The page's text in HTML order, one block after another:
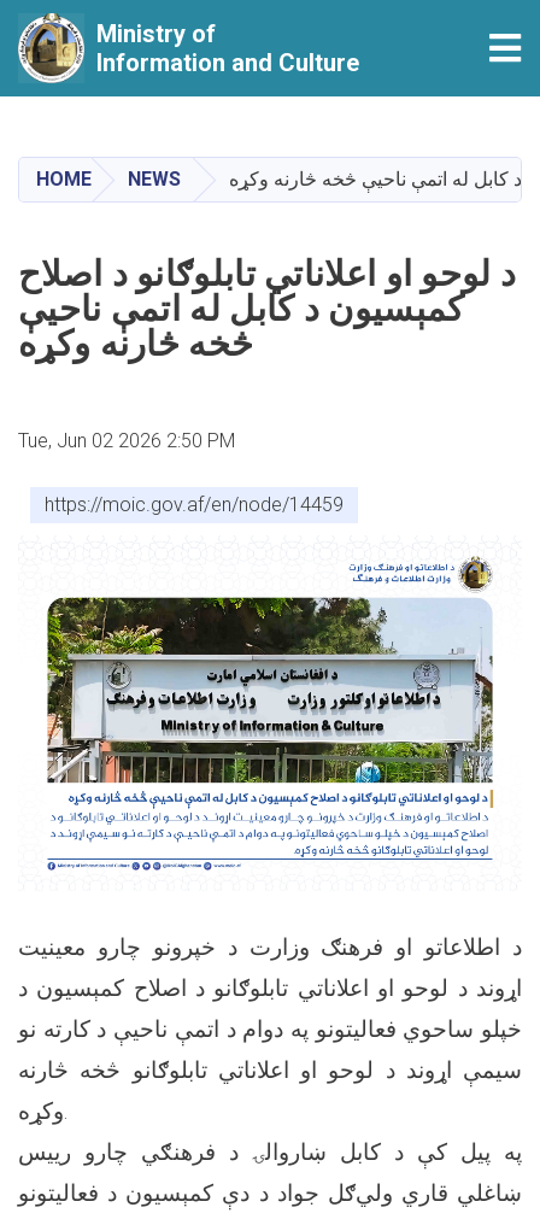
main
content
Ministry of
Information and Culture
HOME NEWS د کابل له اتمې ناحیې څخه څارنه وکړه
د لوحو او اعلاناتي تابلوګانو د اصلاح
کمېسيون د کابل له اتمې ناحیې
څخه څارنه وکړه
Tue, Jun 02 2026 2:50 PM
https://moic.gov.af/en/node/14459
د اطلاعاتو او فرهنګ وزارت د خپرونو چارو معینیت
اړوند د لوحو او اعلاناتي تابلوګانو د اصلاح کمېسيون د
خپلو ساحوي فعالیتونو په دوام د اتمې ناحیې د کارته نو
سیمې اړوند د لوحو او اعلاناتي تابلوګانو څخه څارنه
وکړه.
په پیل کې د کابل ښاروالۍ د فرهنګي چارو رییس
ښاغلي قاري ولي‌ګل جواد د دې کمېسیون د فعالیتونو